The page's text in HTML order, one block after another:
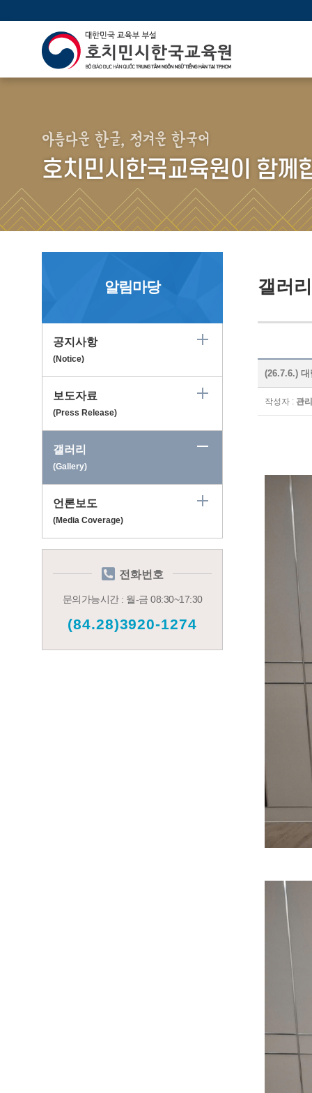
아름다운 한글, 정겨운 한국어
호치민시한국교육원이 함께
알림마당
공지사항
(Notice)
보도자료
(Press Release)
갤러리
(Gallery)
언론보도
(Media Coverage)
전화번호
문의가능시간 : 월-금 08:30~17:30
(84.28)3920-1274
갤러
(26.7.6.)
작성자 : 관